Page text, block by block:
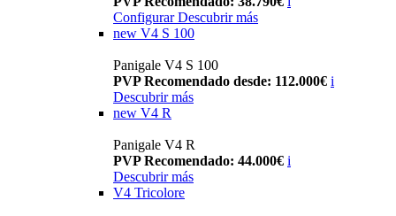
Configurar Descubrir más
new V4 S 100
Panigale V4 S 100
PVP Recomendado desde: 112.000€ i
Descubrir más
new V4 R
Panigale V4 R
PVP Recomendado: 44.000€ i
Descubrir más
V4 Tricolore